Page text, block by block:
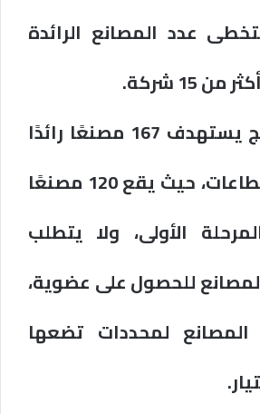
عدد المصانع الرائدة
15 شركة.
يُذكر أن البرنامج يستهدف 167 مصنعًا رائدًا
عبر مختلف القطاعات، حيث يقع 120 مصنعًا
الأولى، ولا يتطلب
للحصول على عضوية،
لمحددات تضعها